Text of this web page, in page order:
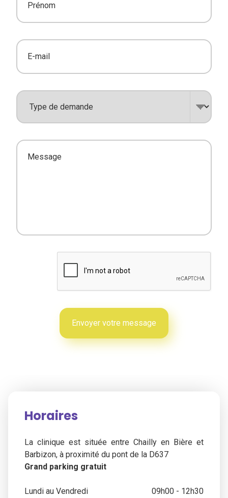
Horaires
La clinique est située entre Chailly en Bière et
Barbizon, à proximité du pont de la D637
Grand parking gratuit
Lundi au Vendredi
09h00 - 12h30